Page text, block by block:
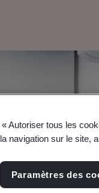
Autoriser tous les
navigation sur le site,
Paramètres des